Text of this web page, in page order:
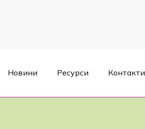
Новини Ресурси Контакти